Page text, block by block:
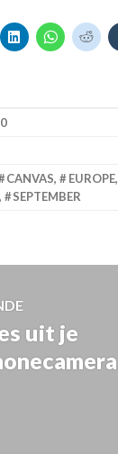
CANVAS, EUROPE,
SEPTEMBER
uit je